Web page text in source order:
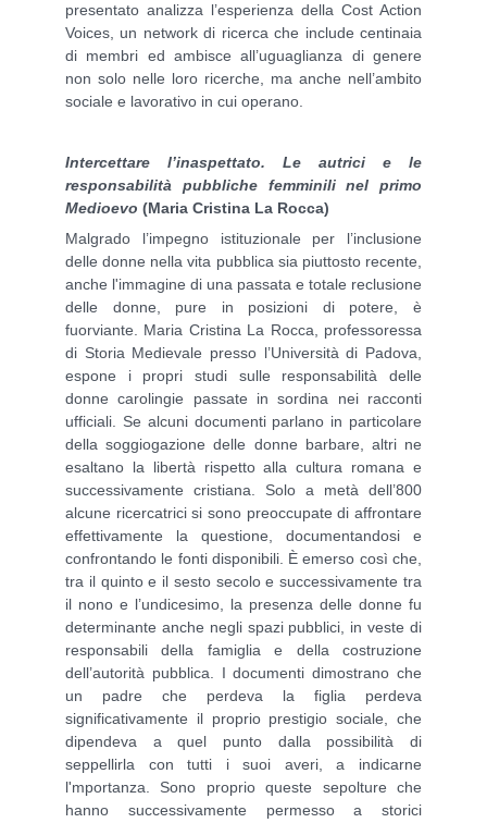
presentato analizza l’esperienza della Cost Action
Voices, un network di ricerca che include centinaia
di membri ed ambisce all’uguaglianza di genere
non solo nelle loro ricerche, ma anche nell’ambito
sociale e lavorativo in cui operano.
Intercettare l’inaspettato. Le autrici e le
responsabilità pubbliche femminili nel primo
Medioevo (Maria Cristina La Rocca)
Malgrado l’impegno istituzionale per l’inclusione
delle donne nella vita pubblica sia piuttosto recente,
anche l'immagine di una passata e totale reclusione
delle donne, pure in posizioni di potere, è
fuorviante. Maria Cristina La Rocca, professoressa
di Storia Medievale presso l’Università di Padova,
espone i propri studi sulle responsabilità delle
donne carolingie passate in sordina nei racconti
ufficiali. Se alcuni documenti parlano in particolare
della soggiogazione delle donne barbare, altri ne
esaltano la libertà rispetto alla cultura romana e
successivamente cristiana. Solo a metà dell’800
alcune ricercatrici si sono preoccupate di affrontare
effettivamente la questione, documentandosi e
confrontando le fonti disponibili. È emerso così che,
tra il quinto e il sesto secolo e successivamente tra
il nono e l’undicesimo, la presenza delle donne fu
determinante anche negli spazi pubblici, in veste di
responsabili della famiglia e della costruzione
dell’autorità pubblica. I documenti dimostrano che
un padre che perdeva la figlia perdeva
significativamente il proprio prestigio sociale, che
dipendeva a quel punto dalla possibilità di
seppellirla con tutti i suoi averi, a indicarne
l'mportanza. Sono proprio queste sepolture che
hanno successivamente permesso a storici